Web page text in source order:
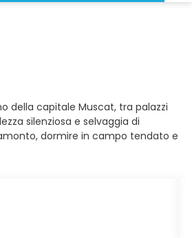
della capitale Muscat, tra palazzi
silenziosa e selvaggia di
dormire in campo tendato e